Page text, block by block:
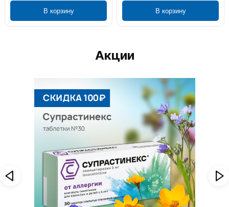
В корзину В корзину
Акции